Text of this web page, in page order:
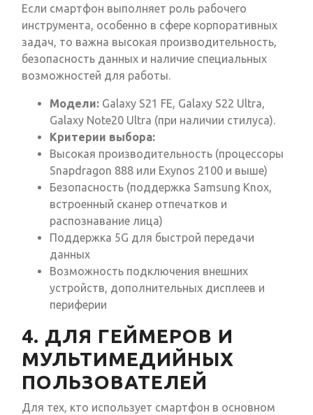
Если смартфон выполняет роль рабочего
инструмента, особенно в сфере корпоративных
задач, то важна высокая производительность,
безопасность данных и наличие специальных
возможностей для работы.
Модели: Galaxy S21 FE, Galaxy S22 Ultra,
Galaxy Note20 Ultra (при наличии стилуса).
Критерии выбора:
Высокая производительность (процессоры
Snapdragon 888 или Exynos 2100 и выше)
Безопасность (поддержка Samsung Knox,
встроенный сканер отпечатков и
распознавание лица)
Поддержка 5G для быстрой передачи
данных
Возможность подключения внешних
устройств, дополнительных дисплеев и
периферии
4. ДЛЯ ГЕЙМЕРОВ И
МУЛЬТИМЕДИЙНЫХ
ПОЛЬЗОВАТЕЛЕЙ
Для тех, кто использует смартфон в основном